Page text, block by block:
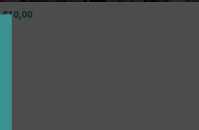
€10,00